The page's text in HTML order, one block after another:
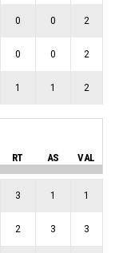
0 0 2
0 0 2
1 1 2
RT AS VAL
3 1 1
2 3 3